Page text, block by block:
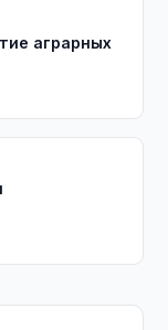
аграрных